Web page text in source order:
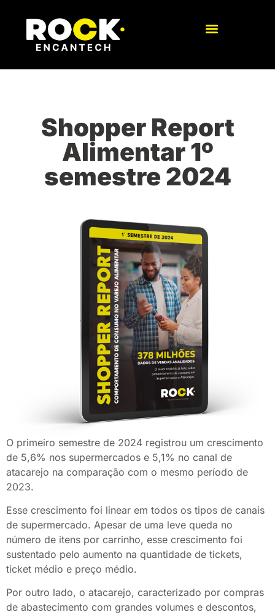
Shopper Report
Alimentar 1º
semestre 2024
O primeiro semestre de 2024 registrou um crescimento
de 5,6% nos supermercados e 5,1% no canal de
atacarejo na comparação com o mesmo período de
2023.
Esse crescimento foi linear em todos os tipos de canais
de supermercado. Apesar de uma leve queda no
número de itens por carrinho, esse crescimento foi
sustentado pelo aumento na quantidade de tickets,
ticket médio e preço médio.
Por outro lado, o atacarejo, caracterizado por compras
de abastecimento com grandes volumes e descontos,